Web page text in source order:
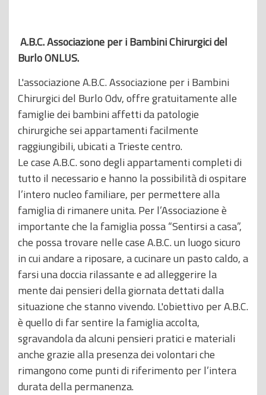
A.B.C. Associazione per i Bambini Chirurgici del
Burlo ONLUS.
L'associazione A.B.C. Associazione per i Bambini
Chirurgici del Burlo Odv, offre gratuitamente alle
famiglie dei bambini affetti da patologie
chirurgiche sei appartamenti facilmente
raggiungibili, ubicati a Trieste centro.
Le case A.B.C. sono degli appartamenti completi di
tutto il necessario e hanno la possibilità di ospitare
l’intero nucleo familiare, per permettere alla
famiglia di rimanere unita. Per l’Associazione è
importante che la famiglia possa “Sentirsi a casa”,
che possa trovare nelle case A.B.C. un luogo sicuro
in cui andare a riposare, a cucinare un pasto caldo, a
farsi una doccia rilassante e ad alleggerire la
mente dai pensieri della giornata dettati dalla
situazione che stanno vivendo. L'obiettivo per A.B.C.
è quello di far sentire la famiglia accolta,
sgravandola da alcuni pensieri pratici e materiali
anche grazie alla presenza dei volontari che
rimangono come punti di riferimento per l’intera
durata della permanenza.